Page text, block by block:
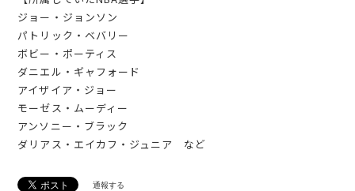
ジョー・ジョンソン
パトリック・ベバリー
ボビー・ポーティス
ダニエル・ギャフォード
アイザイア・ジョー
モーゼス・ムーディー
アンソニー・ブラック
ダリアス・エイカフ・ジュニア など
通報する